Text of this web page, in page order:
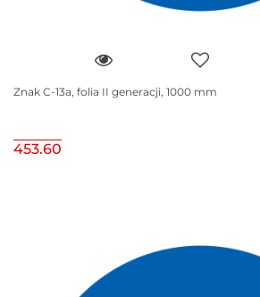
Znak C-13a, folia II generacji, 1000 mm
453.60